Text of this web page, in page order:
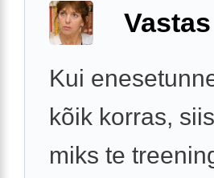
Kui
kõik korras,
miks te